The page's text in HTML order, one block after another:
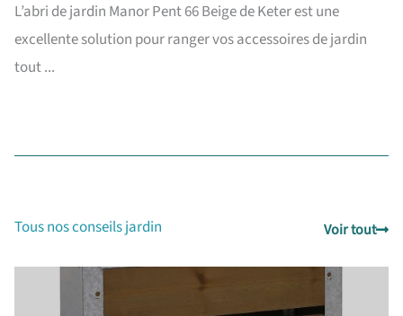
L’abri de jardin Manor Pent 66 Beige de Keter est une
excellente solution pour ranger vos accessoires de jardin
tout ...
Tous nos conseils jardin Voir tout